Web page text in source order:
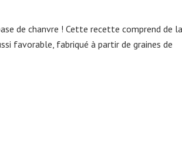
de chanvre ! Cette recette comprend de la
favorable, fabriqué à partir de graines de